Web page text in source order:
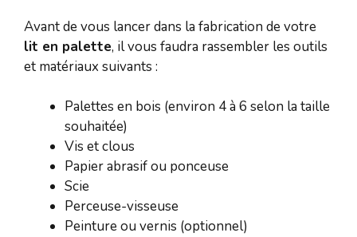
Avant de vous lancer dans la fabrication de votre
lit en palette, il vous faudra rassembler les outils
et matériaux suivants :
Palettes en bois (environ 4 à 6 selon la taille
souhaitée)
Vis et clous
Papier abrasif ou ponceuse
Scie
Perceuse-visseuse
Peinture ou vernis (optionnel)